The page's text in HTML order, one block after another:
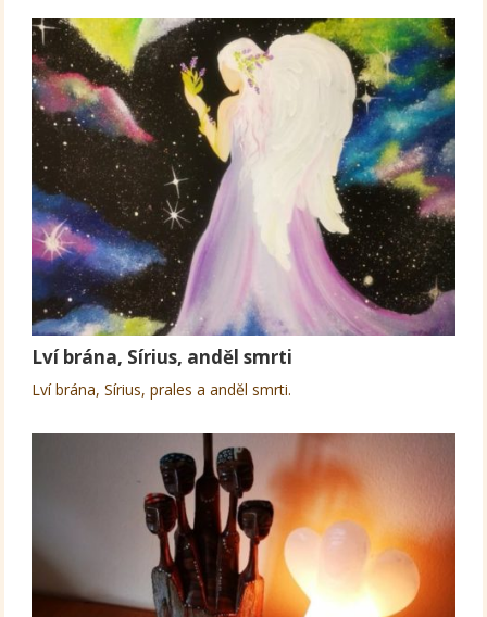
Lví brána, Sírius, anděl smrti
Lví brána, Sírius, prales a anděl smrti.